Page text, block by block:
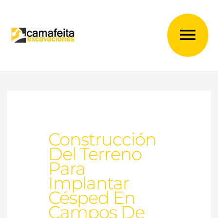
contenido
Construcción
Del Terreno
Para
Implantar
Césped En
Campos De